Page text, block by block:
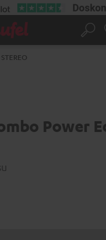
Szukaj
Power